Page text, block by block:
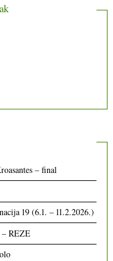
– final
19 (6.1. – 11.2.2026.)
– REZE